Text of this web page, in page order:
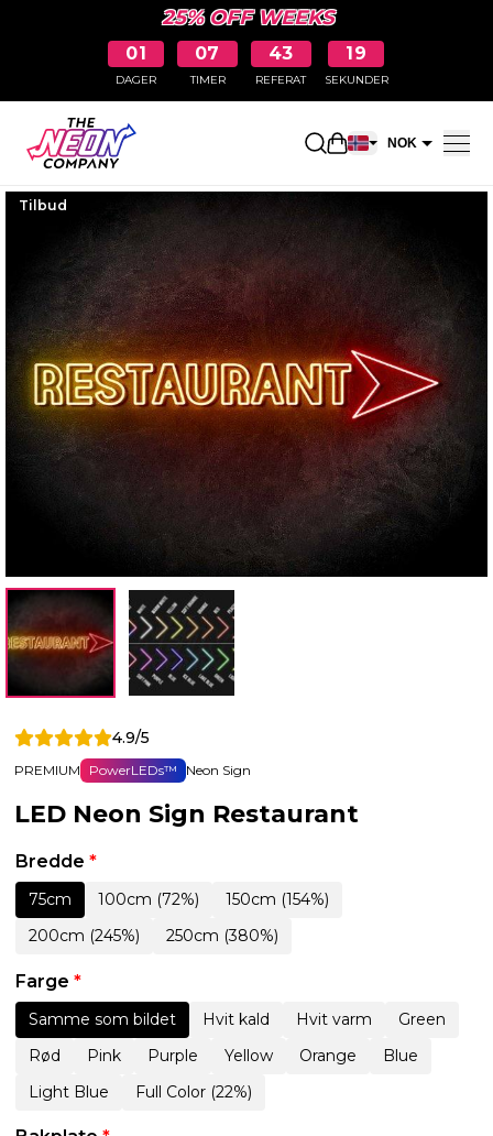
25% OFF WEEKS
01
DAGER
07
TIMER
43
REFERAT
18
SEKUNDER
Åpne NOK
Tilbud
4.9/5
PREMIUM PowerLEDs™ Neon Sign
LED Neon Sign Restaurant
Bredde *
75cm 100cm (72%)
150cm (154%)
200cm (245%)
250cm (380%)
Farge *
Samme som bildet Hvit kald Hvit varm
Green
Rød
Pink Purple Yellow Orange
Blue
Light Blue
Full Color (22%)